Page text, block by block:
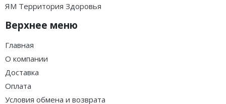
ЯМ Территория Здоровья
Верхнее меню
Главная
О компании
Доставка
Оплата
Условия обмена и возврата